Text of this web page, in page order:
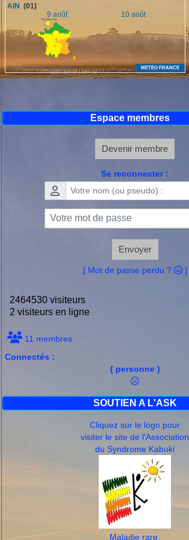
Espace membres
Devenir membre
Se reconnecter :
Envoyer
[ Mot de passe perdu ? ]
2464530 visiteurs
2 visiteurs en ligne
11 membres
Connectés :
( personne )
SOUTIEN A L'ASK
Cliquez sur le logo pour
visiter le site de l'Association
du Syndrome Kabuki
Maladie rare,